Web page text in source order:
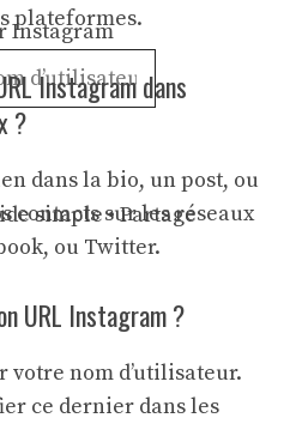
Instagram
simple • Partage
plateformes.
Instagram dans
?
dans la bio, un post, ou
contacts sur les réseaux
ou Twitter.
URL Instagram ?
votre nom d’utilisateur.
ce dernier dans les